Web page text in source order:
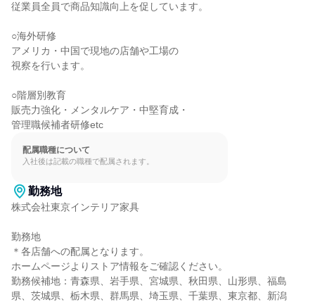
従業員全員で商品知識向上を促しています。
○海外研修
アメリカ・中国で現地の店舗や工場の
視察を行います。
○階層別教育
販売力強化・メンタルケア・中堅育成・
管理職候補者研修etc
配属職種について
入社後は記載の職種で配属されます。
勤務地
株式会社東京インテリア家具
勤務地
＊各店舗への配属となります。
ホームページよりストア情報をご確認ください。
勤務候補地：青森県、岩手県、宮城県、秋田県、山形県、福島
県、茨城県、栃木県、群馬県、埼玉県、千葉県、東京都、新潟